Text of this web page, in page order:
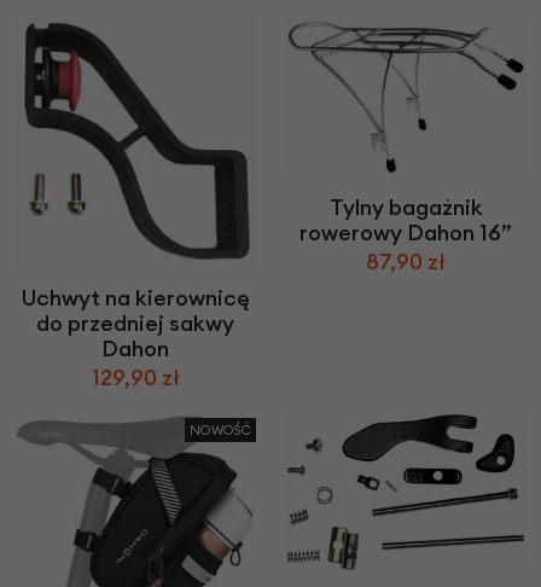
Uchwyt na kierownicę
do przedniej sakwy
Dahon
129,90 zł
Tylny bagażnik
rowerowy Dahon 16”
87,90 zł
NOWOŚĆ